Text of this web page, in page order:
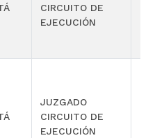
CIRCUITO DE
EJECUCIÓN
JUZGADO
CIRCUITO DE
EJECUCIÓN